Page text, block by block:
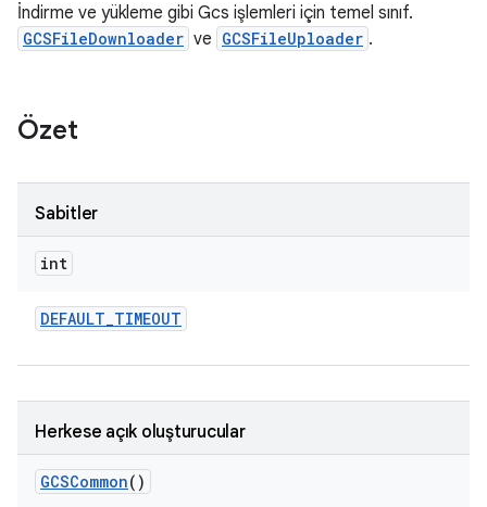
İndirme ve yükleme gibi Gcs işlemleri için temel sınıf.
GCSFileDownloader ve GCSFileUploader .
Özet
Sabitler
int
DEFAULT_TIMEOUT
Herkese açık oluşturucular
GCSCommon()